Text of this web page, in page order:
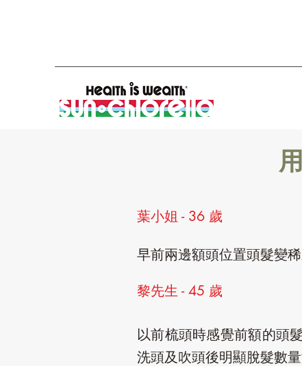
葉小姐 - 36 歲
早前兩邊額頭位置頭髮變
黎先生 - 45 歲
以前梳頭時感覺前額的頭
洗頭及吹頭後明顯脫髮數